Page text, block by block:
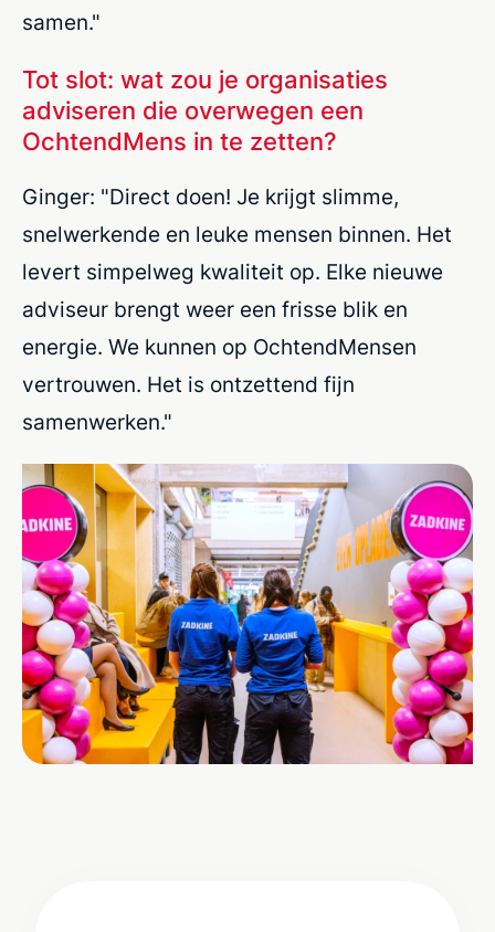
samen."
Tot slot: wat zou je organisaties
adviseren die overwegen een
OchtendMens in te zetten?
Ginger: "Direct doen! Je krijgt slimme,
snelwerkende en leuke mensen binnen. Het
levert simpelweg kwaliteit op. Elke nieuwe
adviseur brengt weer een frisse blik en
energie. We kunnen op OchtendMensen
vertrouwen. Het is ontzettend fijn
samenwerken."